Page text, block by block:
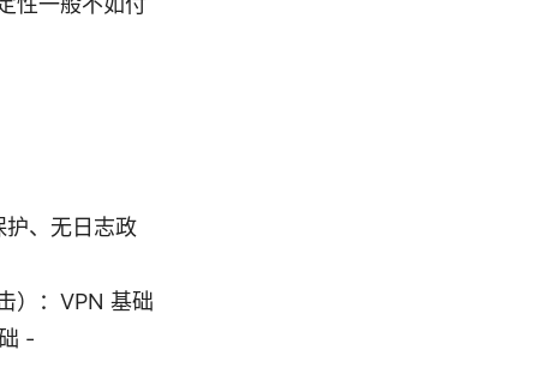
护、无日志政
）：VPN 基础
-